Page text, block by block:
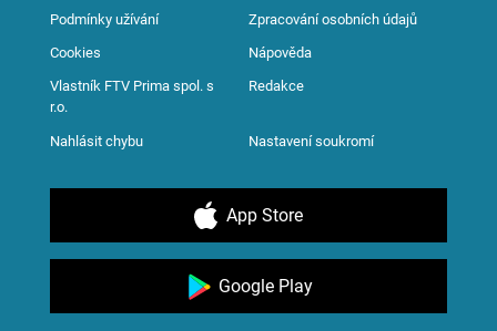
Podmínky užívání Zpracování osobních údajů
Cookies Nápověda
Vlastník FTV Prima spol. s
r.o.
Redakce
Nahlásit chybu Nastavení soukromí
App Store
Google Play